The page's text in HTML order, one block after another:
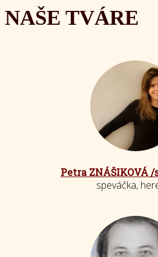
NAŠE TVÁRE
Petra ZNÁŠIKOVÁ
speváčka,